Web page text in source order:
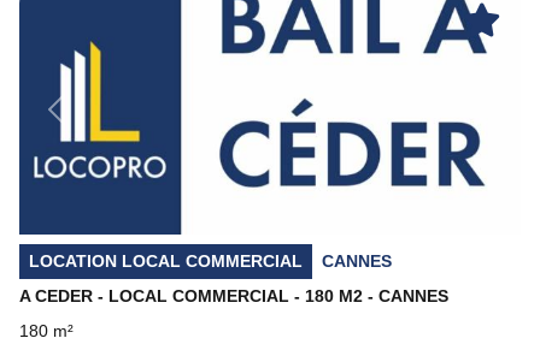
Previous
LOCATION LOCAL COMMERCIAL
CANNES
A CEDER - LOCAL COMMERCIAL - 180 M2 - CANNES
180 m²